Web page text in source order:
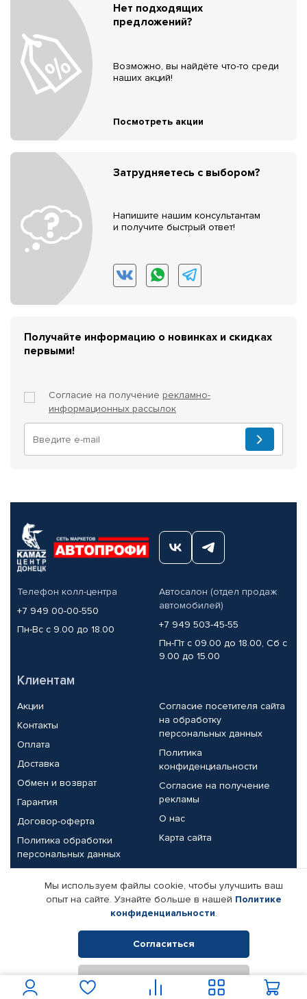
Нет подходящих
предложений?
Возможно, вы найдёте что-то среди
наших акций!
Посмотреть акции
Затрудняетесь с выбором?
Напишите нашим консультантам
и получите быстрый ответ!
Получайте информацию о новинках и скидках
первыми!
Согласие на получение рекламно-
информационных рассылок
Телефон колл-центра
+7 949 00-00-550
Пн-Вс с 9.00 до 18.00
Автосалон (отдел продаж
автомобилей)
+7 949 503-45-55
Пн-Пт с 09.00 до 18.00, Сб с
9.00 до 15.00
Клиентам
Акции
Контакты
Оплата
Доставка
Обмен и возврат
Гарантия
Договор-оферта
Политика обработки
персональных данных
Согласие посетителя сайта
на обработку
персональных данных
Политика
конфиденциальности
Согласие на получение
рекламы
О нас
Карта сайта
Партнерам
Корпоративным клиентам
Поставщикам
Реквизиты компании
© КАМАЗ ЦЕНТР ДОНЕЦК, 2015-2026. Все права защищены.
Интернет-магазин автомобильных товаров Автопрофи.
Мы используем файлы cookie, чтобы улучшить ваш
опыт на сайте. Узнайте больше в нашей Политике
конфиденциальности.
Согласиться
Отклонить